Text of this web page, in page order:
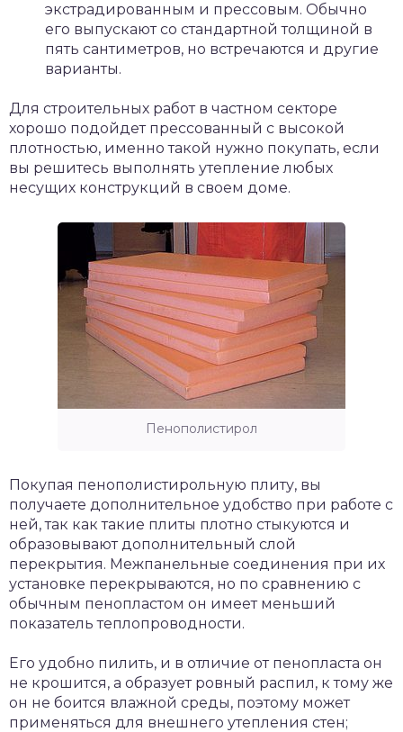
экстрадированным и прессовым. Обычно
его выпускают со стандартной толщиной в
пять сантиметров, но встречаются и другие
варианты.
Для строительных работ в частном секторе
хорошо подойдет прессованный с высокой
плотностью, именно такой нужно покупать, если
вы решитесь выполнять утепление любых
несущих конструкций в своем доме.
Пенополистирол
Покупая пенополистирольную плиту, вы
получаете дополнительное удобство при работе с
ней, так как такие плиты плотно стыкуются и
образовывают дополнительный слой
перекрытия. Межпанельные соединения при их
установке перекрываются, но по сравнению с
обычным пенопластом он имеет меньший
показатель теплопроводности.
Его удобно пилить, и в отличие от пенопласта он
не крошится, а образует ровный распил, к тому же
он не боится влажной среды, поэтому может
применяться для внешнего утепления стен;